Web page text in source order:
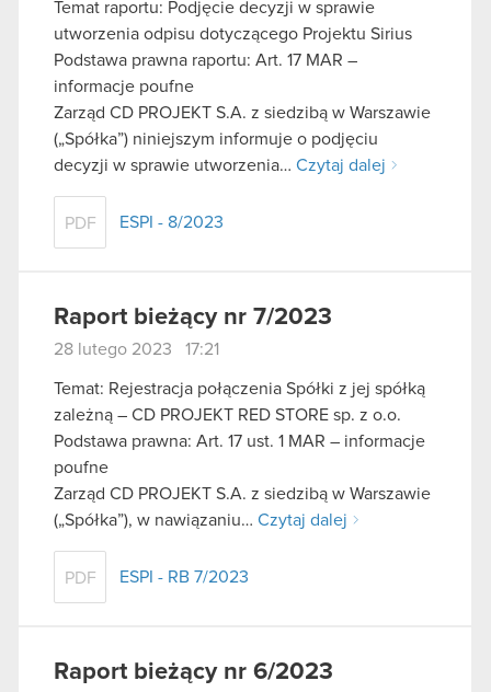
Temat raportu: Podjęcie decyzji w sprawie
utworzenia odpisu dotyczącego Projektu Sirius
Podstawa prawna raportu: Art. 17 MAR –
informacje poufne
Zarząd CD PROJEKT S.A. z siedzibą w Warszawie
(„Spółka”) niniejszym informuje o podjęciu
decyzji w sprawie utworzenia… Czytaj dalej
PDF ESPI - 8/2023
Raport bieżący nr 7/2023
28 lutego 2023 17:21
Temat: Rejestracja połączenia Spółki z jej spółką
zależną – CD PROJEKT RED STORE sp. z o.o.
Podstawa prawna: Art. 17 ust. 1 MAR – informacje
poufne
Zarząd CD PROJEKT S.A. z siedzibą w Warszawie
(„Spółka”), w nawiązaniu… Czytaj dalej
PDF ESPI - RB 7/2023
Raport bieżący nr 6/2023